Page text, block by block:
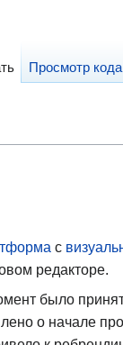
с
редакторе.
было
о начале
Просмотр кода